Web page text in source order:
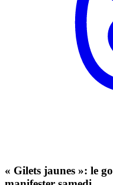
« Gilets jaunes »: le